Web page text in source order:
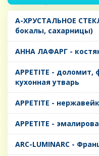
A-ХРУСТАЛЬНОЕ
бокалы, сахарницы)
AHHA ЛАФАРГ -
APPETITE -
кухонная утварь
APPETITE -
APPETITE -
ARC-LUMINARC -